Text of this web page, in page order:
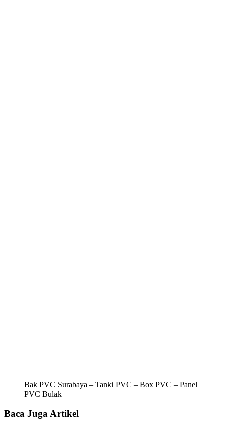
Bak PVC Surabaya – Tanki PVC – Box PVC – Panel
PVC Bulak
Baca Juga Artikel